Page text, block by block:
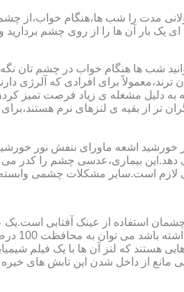
مدت را شب ها،هنگام خواب،از
ای یک بار آن ها را از روی چشم
شب ها هنگام خواب در چشم تان نگه
برای افرادی که آلرژی
دلیل مشغله ی زیاد فرصت تمیز کردن
تر از بقیه ی لنزهای نرم
دهد.این بیماری،عدسی چشم را کدر
لازم است.سایر مشکلات چشمی
استفاده از عینک آفتابی است.یک
هستند که لنز آن ها با یک فیلم
مانع از داخل شدن این تابش های